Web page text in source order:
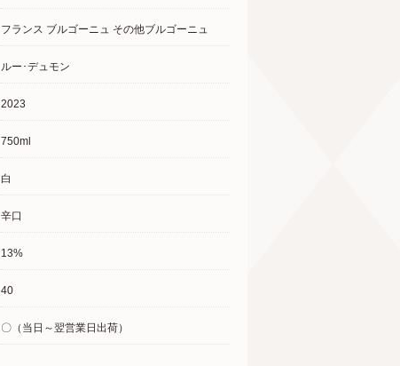
フランス ブルゴーニュ その他ブルゴーニュ
ルー･デュモン
2023
750ml
白
辛口
13%
40
〇（当日～翌営業日出荷）